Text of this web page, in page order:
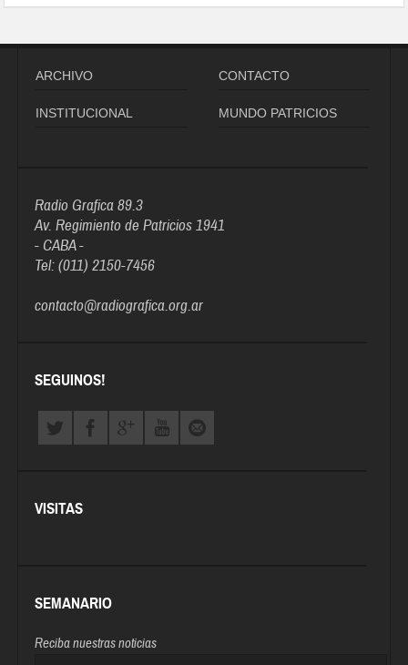
ARCHIVO CONTACTO
INSTITUCIONAL MUNDO PATRICIOS
Radio Grafica 89.3
Av. Regimiento de Patricios 1941
- CABA -
Tel: (011) 2150-7456
contacto@radiografica.org.ar
SEGUINOS!
VISITAS
SEMANARIO
Reciba nuestras noticias